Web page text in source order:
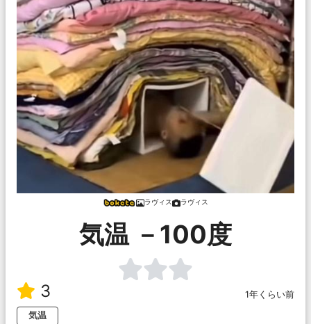
ラヴィス ラヴィス
気温 －100度
3
1年くらい前
気温